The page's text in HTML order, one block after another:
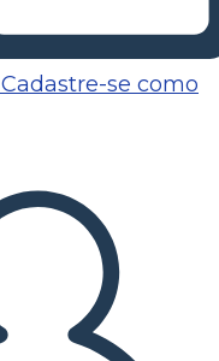
Cadastre-se como